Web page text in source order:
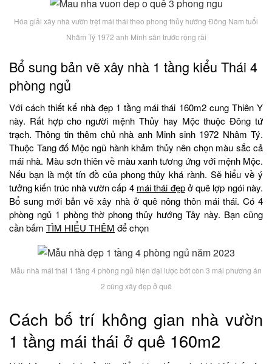
Hóa giải xây nhà vườn trệt mái thái theo phong thủy hướng Đông Nam tuổi
Nhâm Tý 1972 anh Minh sân trước rộng rãi
Bổ sung bản vẽ xây nhà 1 tầng kiểu Thái 4
phòng ngủ
Với cách thiết kế nhà đẹp 1 tầng mái thái 160m2 cung Thiên Y
này. Rất hợp cho người mệnh Thủy hay Mộc thuộc Đông tứ
trạch. Thông tin thêm chủ nhà anh Minh sinh 1972 Nhâm Tý.
Thuộc Tang đố Mộc ngũ hành khảm thủy nên chọn màu sắc cả
mái nhà. Màu sơn thiên về màu xanh tương ứng với mệnh Mộc.
Nếu bạn là một tín đồ của phong thủy khá rành. Sẽ hiểu về ý
tưởng kiến trúc nhà vườn cấp 4 mái thái đẹpở quê lợp ngói này.
Bổ sung mới bản vẽ xây nhà ở quê nông thôn mái thái. Có 4
phòng ngủ 1 phòng thờ phong thủy hướng Tây này. Bạn cũng
cần bấm TÌM HIỂU THÊM để chọn
Mẫu nhà mái thái 1 tầng 4 phòng ngủ hiện đại lược bớt còn 3 mái phương án
2 cũng xây đẹp ở quê
Cách bố trí không gian nhà vườn
1 tầng mái thái ở quê 160m2